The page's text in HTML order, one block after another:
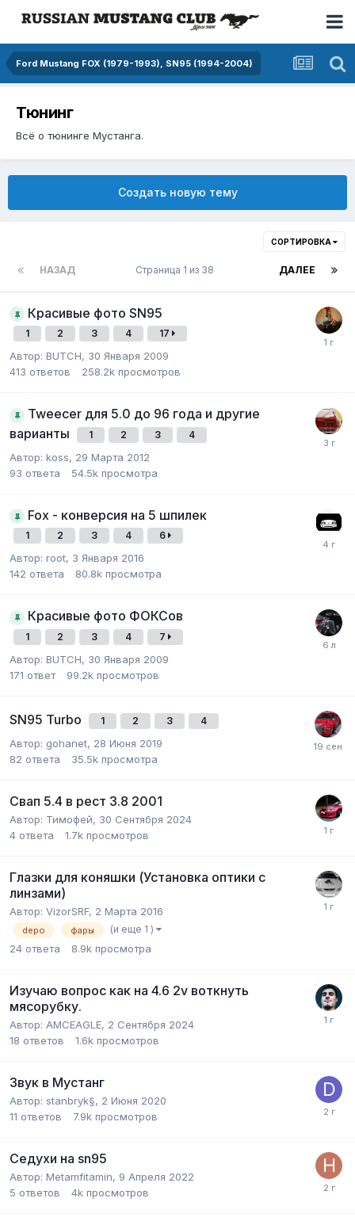
Ford Mustang FOX (1979-1993), SN95 (1994-2004)
Тюнинг
Всё о тюнинге Мустанга.
Создать новую тему
СОРТИРОВКА
НАЗАД ДАЛЕЕ
Страница 1 из 38
Красивые фото SN95
1 2 3 4 17
Автор: BUTCH, 30 Января 2009
413 ответов 258.2k просмотров
Tweecer для 5.0 до 96 года и другие
варианты
1 2 3 4
Автор: koss, 29 Марта 2012
93 ответа 54.5k просмотра
Fox - конверсия на 5 шпилек
1 2 3 4 6
Автор: root, 3 Января 2016
142 ответа 80.8k просмотра
Красивые фото ФОКСов
1 2 3 4 7
Автор: BUTCH, 30 Января 2009
171 ответ 99.2k просмотров
SN95 Turbo 1 2 3 4
Автор: gohanet, 28 Июня 2019
82 ответа 35.5k просмотра
Свап 5.4 в рест 3.8 2001
Автор: Тимофей, 30 Сентября 2024
4 ответа 1.7k просмотров
Глазки для коняшки (Установка оптики с
линзами)
Автор: VizorSRF, 2 Марта 2016
depo фары (и еще 1 )
24 ответа 8.9k просмотра
Изучаю вопрос как на 4.6 2v воткнуть
мясорубку.
Автор: AMCEAGLE, 2 Сентября 2024
18 ответов 1.6k просмотров
Звук в Мустанг
Автор: stanbryk§, 2 Июня 2020
11 ответов 7.9k просмотров
Седухи на sn95
Автор: Metamfitamin, 9 Апреля 2022
5 ответов 4k просмотров